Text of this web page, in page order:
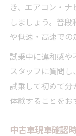
き、エアコン・
しましょう。普
や低速・高速での
試乗中に違和感や
スタッフに質問し
試乗して初めて分
体験することをお
中古車現車確認